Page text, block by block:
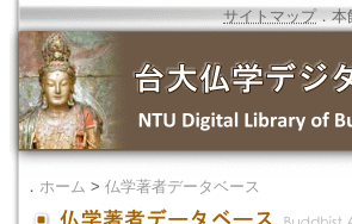
サイトマップ．本
． ホーム > 仏学著者データベース